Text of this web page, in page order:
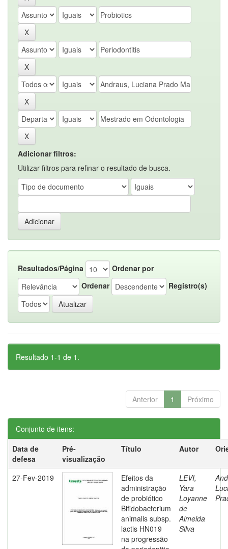
Adicionar filtros:
Utilizar filtros para refinar o resultado de busca.
Resultados/Página
Ordenar por
Ordenar
Registro(s)
Resultado 1-1 de 1.
Anterior 1 Próximo
Conjunto de itens:
Data de
defesa
Pré-
visualização
Título Autor
27-Fev-2019
Efeitos da
administração
de probiótico
Bifidobacterium
animalis subsp.
lactis HN019
na progressão
LEVI,
Yara
Loyanne
de
Almeida
Silva